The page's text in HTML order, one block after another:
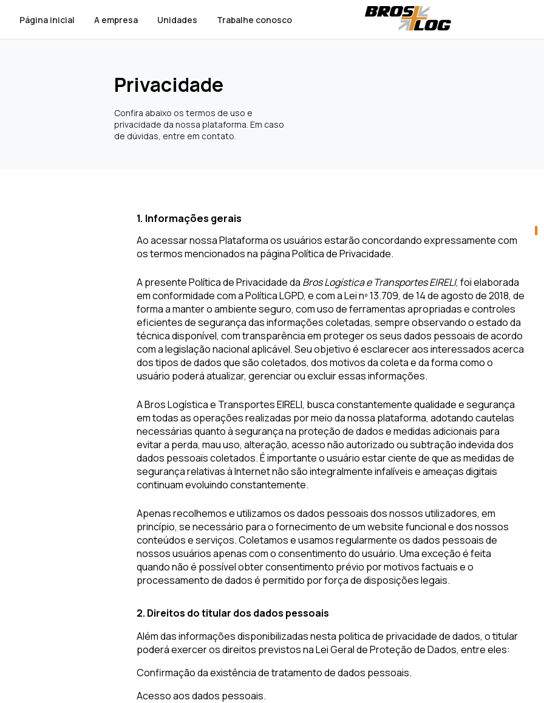
Página inicial A empresa Unidades Trabalhe conosco
Privacidade
Confira abaixo os termos de uso e
privacidade da nossa plataforma. Em caso
de dúvidas, entre em contato.
1. Informações gerais
Ao acessar nossa Plataforma os usuários estarão concordando expressamente com
os termos mencionados na página Política de Privacidade.
A presente Política de Privacidade da Bros Logística e Transportes EIRELI, foi elaborada
em conformidade com a Política LGPD, e com a Lei nº 13.709, de 14 de agosto de 2018, de
forma a manter o ambiente seguro, com uso de ferramentas apropriadas e controles
eficientes de segurança das informações coletadas, sempre observando o estado da
técnica disponível, com transparência em proteger os seus dados pessoais de acordo
com a legislação nacional aplicável. Seu objetivo é esclarecer aos interessados acerca
dos tipos de dados que são coletados, dos motivos da coleta e da forma como o
usuário poderá atualizar, gerenciar ou excluir essas informações.
A Bros Logística e Transportes EIRELI, busca constantemente qualidade e segurança
em todas as operações realizadas por meio da nossa plataforma, adotando cautelas
necessárias quanto à segurança na proteção de dados e medidas adicionais para
evitar a perda, mau uso, alteração, acesso não autorizado ou subtração indevida dos
dados pessoais coletados. É importante o usuário estar ciente de que as medidas de
segurança relativas à Internet não são integralmente infalíveis e ameaças digitais
continuam evoluindo constantemente.
Apenas recolhemos e utilizamos os dados pessoais dos nossos utilizadores, em
princípio, se necessário para o fornecimento de um website funcional e dos nossos
conteúdos e serviços. Coletamos e usamos regularmente os dados pessoais de
nossos usuários apenas com o consentimento do usuário. Uma exceção é feita
quando não é possível obter consentimento prévio por motivos factuais e o
processamento de dados é permitido por força de disposições legais.
2. Direitos do titular dos dados pessoais
Além das informações disponibilizadas nesta politica de privacidade de dados, o titular
poderá exercer os direitos previstos na Lei Geral de Proteção de Dados, entre eles:
Confirmação da existência de tratamento de dados pessoais.
Acesso aos dados pessoais.